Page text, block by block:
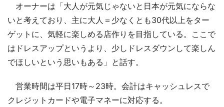
オーナーは「大人が元気じゃないと日本が元気にならな
いと考えており、主に大人＝少なくとも30代以上をター
ゲットに、気軽に楽しめる店作りを目指している。ここで
はドレスアップというより、少しドレスダウンして楽しん
でほしいという思いもある」と話す。
営業時間は平日17時～23時。会計はキャッシュレスで
クレジットカードや電子マネーに対応する。